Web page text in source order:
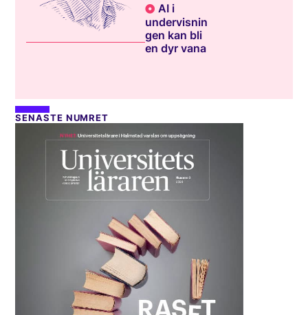
AI i
undervisnin
gen kan bli
en dyr vana
SENASTE NUMRET